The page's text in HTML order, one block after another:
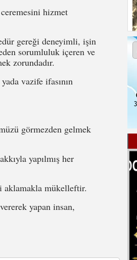
ceremesini hizmet
gereği deneyimli, işin
sorumluluk içeren ve
zorundadır.
vazife ifasının
görmezden gelmek
yapılmış her
aklamakla mükelleftir.
yapan insan,